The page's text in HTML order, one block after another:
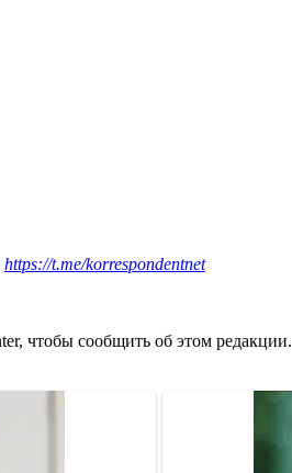
https://t.me/korrespondentnet
чтобы сообщить об этом редакции.